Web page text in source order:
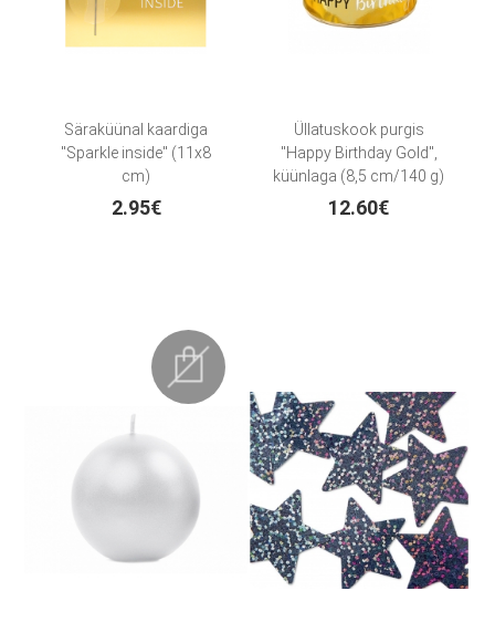
Säraküünal kaardiga
"Sparkle inside" (11x8
cm)
2.95€
Üllatuskook purgis
"Happy Birthday Gold",
küünlaga (8,5 cm/140 g)
12.60€